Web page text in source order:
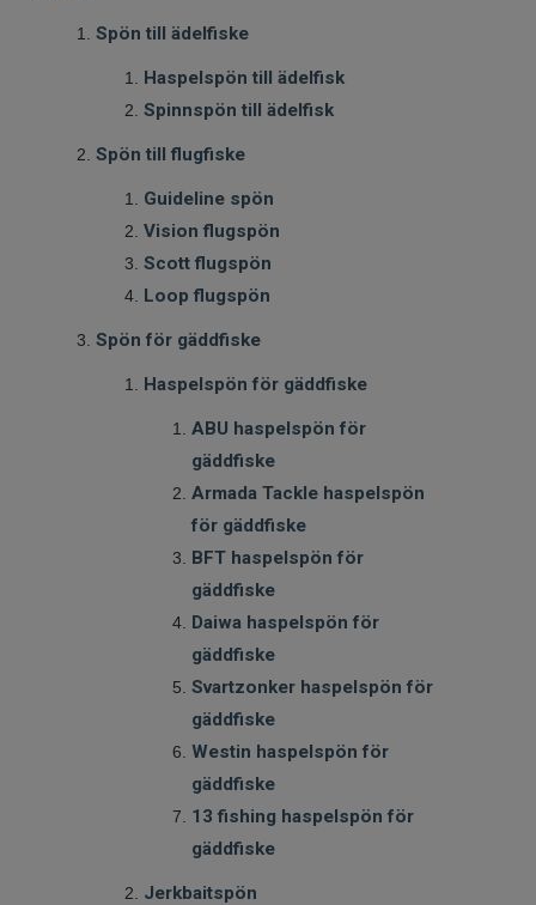
Spön till ädelfiske
Haspelspön till ädelfisk
Spinnspön till ädelfisk
Spön till flugfiske
Guideline spön
Vision flugspön
Scott flugspön
Loop flugspön
Spön för gäddfiske
Haspelspön för gäddfiske
ABU haspelspön för
gäddfiske
Armada Tackle haspelspön
för gäddfiske
BFT haspelspön för
gäddfiske
Daiwa haspelspön för
gäddfiske
Svartzonker haspelspön för
gäddfiske
Westin haspelspön för
gäddfiske
13 fishing haspelspön för
gäddfiske
Jerkbaitspön